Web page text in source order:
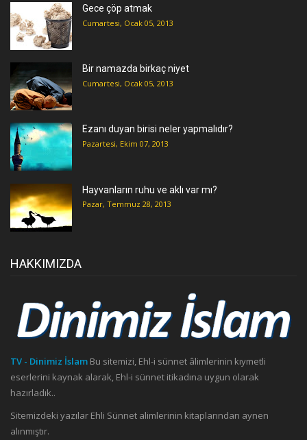
Gece çöp atmak
Cumartesi, Ocak 05, 2013
Bir namazda birkaç niyet
Cumartesi, Ocak 05, 2013
Ezanı duyan birisi neler yapmalıdır?
Pazartesi, Ekim 07, 2013
Hayvanların ruhu ve aklı var mı?
Pazar, Temmuz 28, 2013
HAKKIMIZDA
TV - Dinimiz İslam Bu sitemizi, Ehl-i sünnet âlimlerinin kıymetli
eserlerini kaynak alarak, Ehl-i sünnet itikadına uygun olarak
hazırladık..
Sitemizdeki yazılar Ehli Sünnet alimlerinin kitaplarından aynen
alınmıştır.